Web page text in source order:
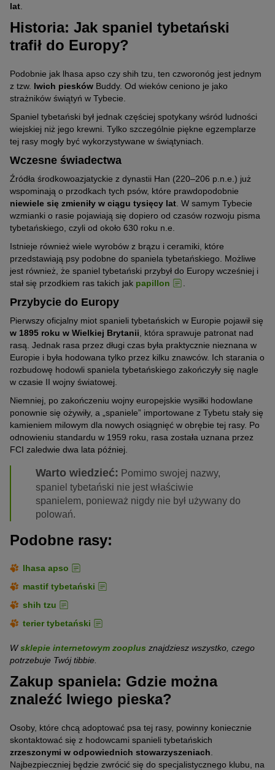
lat.
Historia: Jak spaniel tybetański
trafił do Europy?
Podobnie jak lhasa apso czy shih tzu, ten czworonóg jest jednym
z tzw. lwich piesków Buddy. Od wieków ceniono je jako
strażników świątyń w Tybecie.
Spaniel tybetański był jednak częściej spotykany wśród ludności
wiejskiej niż jego krewni. Tylko szczególnie piękne egzemplarze
tej rasy mogły być wykorzystywane w świątyniach.
Wczesne świadectwa
Źródła środkowoazjatyckie z dynastii Han (220–206 p.n.e.) już
wspominają o przodkach tych psów, które prawdopodobnie
niewiele się zmieniły w ciągu tysięcy lat . W samym Tybecie
wzmianki o rasie pojawiają się dopiero od czasów rozwoju pisma
tybetańskiego, czyli od około 630 roku n.e.
Istnieje również wiele wyrobów z brązu i ceramiki, które
przedstawiają psy podobne do spaniela tybetańskiego. Możliwe
jest również, że spaniel tybetański przybył do Europy wcześniej i
stał się przodkiem ras takich jak papillon
Przybycie do Europy
Pierwszy oficjalny miot spanieli tybetańskich w Europie pojawił się
w 1895 roku w Wielkiej Brytanii , która sprawuje patronat nad
rasą. Jednak rasa przez długi czas była praktycznie nieznana w
Europie i była hodowana tylko przez kilku znawców. Ich starania o
rozbudowę hodowli spaniela tybetańskiego zakończyły się nagle
w czasie II wojny światowej.
Niemniej, po zakończeniu wojny europejskie wysiłki hodowlane
ponownie się ożywiły, a „spaniele” importowane z Tybetu stały się
kamieniem milowym dla nowych osiągnięć w obrębie tej rasy. Po
odnowieniu standardu w 1959 roku, rasa została uznana przez
FCI zaledwie dwa lata później.
Warto wiedzieć: Pomimo swojej nazwy,
spaniel tybetański nie jest właściwie
spanielem, ponieważ nigdy nie był używany do
polowań.
Podobne rasy:
lhasa apso
mastif tybetański
shih tzu
terier tybetański
Wsklepie internetowym zooplus znajdziesz wszystko, czego
potrzebuje Twój tibbie.
Zakup spaniela: Gdzie można
znaleźć lwiego pieska?
Osoby, które chcą adoptować psa tej rasy, powinny koniecznie
skontaktować się z hodowcami spanieli tybetańskich
zrzeszonymi w odpowiednich stowarzyszeniach
Najbezpieczniej będzie zwrócić się do specjalistycznego klubu, na